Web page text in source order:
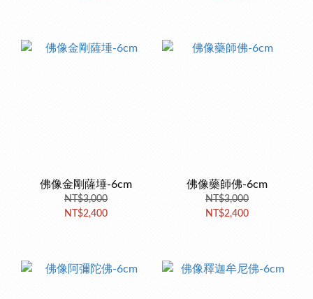
佛像金剛薩埵-6cm
NT$3,000
NT$2,400
佛像藥師佛-6cm
NT$3,000
NT$2,400